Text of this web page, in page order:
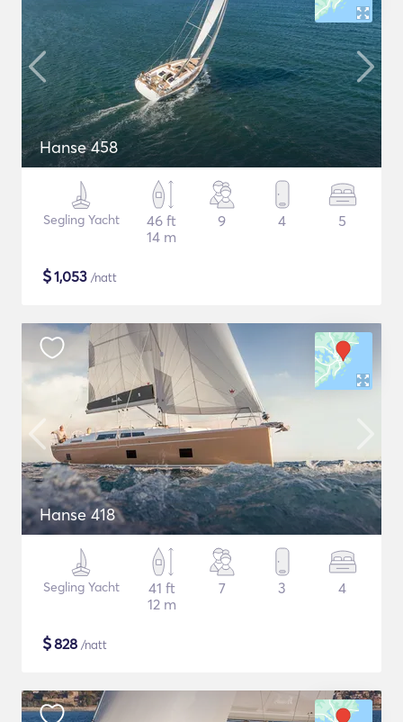
Hanse 458
Segling Yacht
46 ft
14 m
9 4 5
$1,053 /natt
Hanse 418
Segling Yacht
41 ft
12 m
7 3 4
$828 /natt